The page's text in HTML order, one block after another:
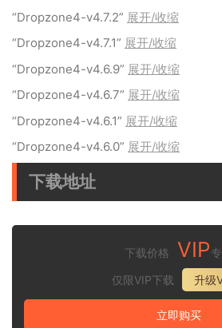
“Dropzone4-v4.7.2” 展开/收缩
“Dropzone4-v4.7.1” 展开/收缩
“Dropzone4-v4.6.9” 展开/收缩
“Dropzone4-v4.6.7” 展开/收缩
“Dropzone4-v4.6.1” 展开/收缩
“Dropzone4-v4.6.0” 展开/收缩
下载地址
下载价格 VIP
仅限VIP下载
升级
立即购买